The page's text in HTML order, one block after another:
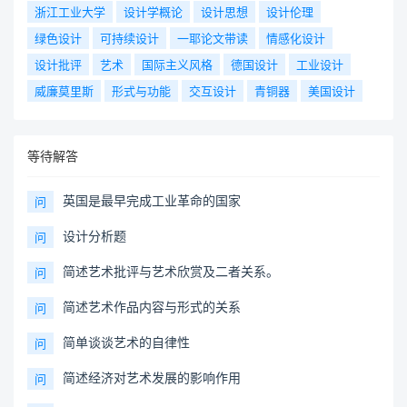
浙江工业大学 设计学概论 设计思想
设计伦理
绿色设计
可持续设计 一耶论文带读
情感化设计
设计批评
艺术 国际主义风格 德国设计
工业设计
威廉莫里斯
形式与功能 交互设计 青铜器 美国设计
等待解答
问 英国是最早完成工业革命的国家
问 设计分析题
问 简述艺术批评与艺术欣赏及二者关系。
问 简述艺术作品内容与形式的关系
问 简单谈谈艺术的自律性
问 简述经济对艺术发展的影响作用